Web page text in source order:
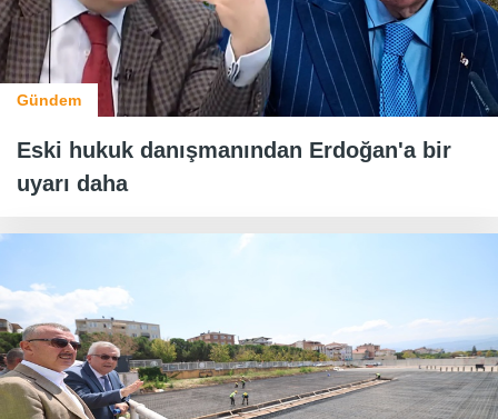
Gündem
Eski hukuk danışmanından Erdoğan'a bir
uyarı daha